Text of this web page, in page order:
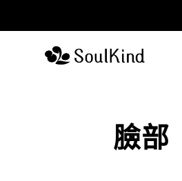
臉部